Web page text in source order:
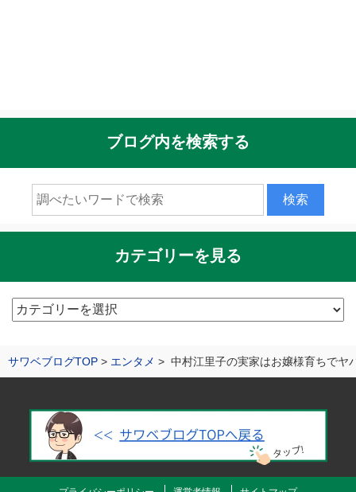
サワベブログTOP エンタメ 中村江里子の実家はお嬢様育ちでヤ
ブログ内を検索する
カテゴリーを見る
カ
リ